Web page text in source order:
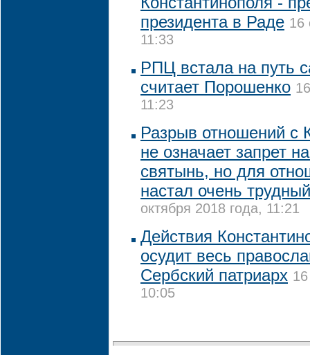
президента в Раде 16
11:33
РПЦ встала на путь
считает Порошенко
11:23
Разрыв отношений с
не означает запрет
святынь, но для
настал очень
октября 2018 года, 11:21
Действия
осудит весь
Сербский патриарх
10:05